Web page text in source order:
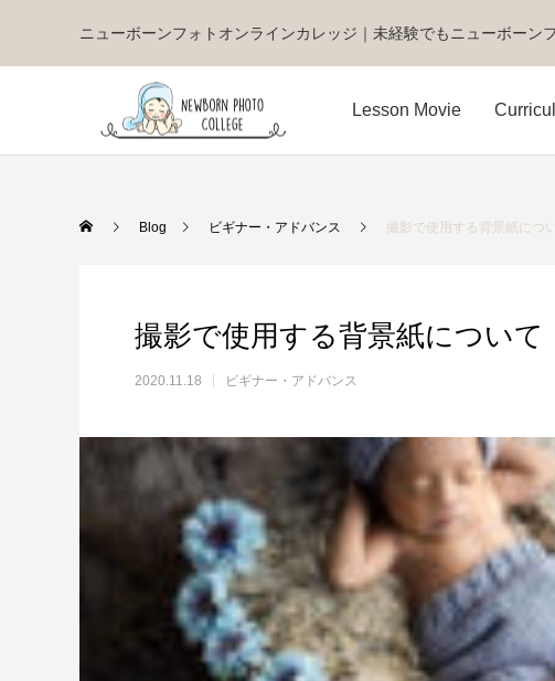
ニューボーンフォトオンラインカレッジ｜未経験でもニューボーン
Lesson Movie
Blog ビギナー・アドバンス 撮影で使用する背景紙につ
撮影で使用する背景紙について
2020.11.18 ビギナー・アドバンス